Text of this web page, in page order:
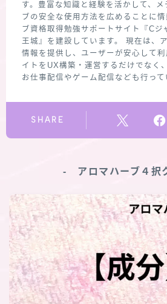
す。豊富な知識と経験を活かして、
ブの安全な使用方法を広めることに
ブ資格取得勉強サポートサイト『Cジ
王城』を建設しています。 現在は、
情報を提供し、ユーザーが安心して
イトをUX構築・運営するだけでなく
お仕事配信やゲーム配信なども行って
SHARE
‐ アロマハーブ４択